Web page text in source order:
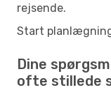
rejsende.
Start
Dine
ofte stillede